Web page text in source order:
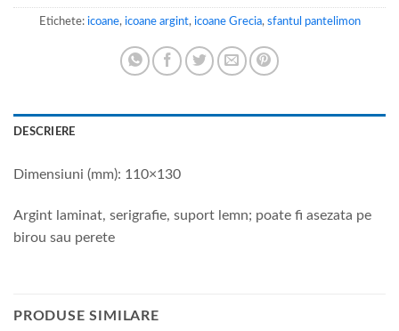
Etichete: icoane, icoane argint, icoane Grecia, sfantul pantelimon
DESCRIERE
Dimensiuni (mm): 110×130
Argint laminat, serigrafie, suport lemn; poate fi asezata pe
birou sau perete
PRODUSE SIMILARE